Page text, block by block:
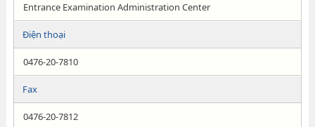
Entrance Examination Administration Center
Điện thoại
0476-20-7810
Fax
0476-20-7812